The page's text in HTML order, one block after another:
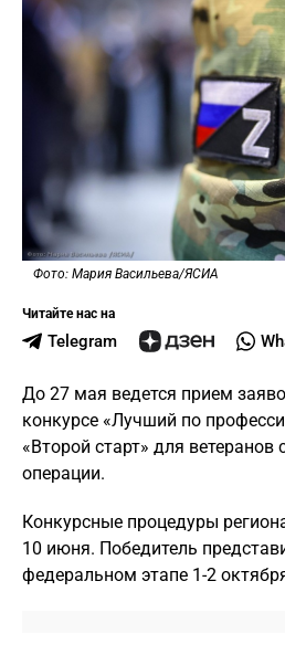
Фото: Мария Васильева/ЯСИА
Читайте нас на
Telegram
До 27 мая ведется прием
конкурсе «Лучший по
«Второй старт» для ветеранов
операции.
Конкурсные процедуры
10 июня. Победитель
федеральном этапе 1-2